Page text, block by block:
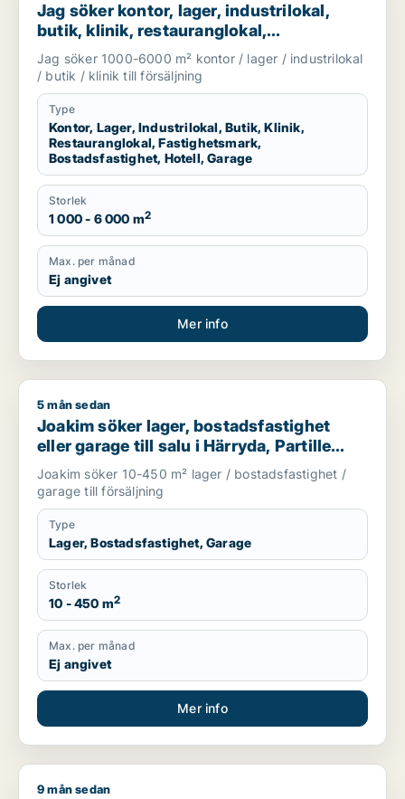
Jag söker kontor, lager, industrilokal,
butik, klinik, restauranglokal,
fastighetsmark, bostadsfastighet, hotell
eller garage till salu i Härryda, Partille
eller Öckerö m.fl.
Jag söker 1000-6000 m² kontor / lager / industrilokal
/ butik / klinik till försäljning
Type
Kontor, Lager, Industrilokal, Butik, Klinik,
Restauranglokal, Fastighetsmark,
Bostadsfastighet, Hotell, Garage
Storlek
1 000 - 6 000 m2
Max. per månad
Ej angivet
Mer info
Joakim söker lager, bostadsfastighet eller garage till salu i
5 mån sedan
Joakim söker lager, bostadsfastighet
eller garage till salu i Härryda, Partille
eller Öckerö m.fl.
Joakim söker 10-450 m² lager / bostadsfastighet /
garage till försäljning
Type
Lager, Bostadsfastighet, Garage
Storlek
10 - 450 m2
Max. per månad
Ej angivet
Mer info
Ionut söker lager, industrilokal eller garage till salu i
9 mån sedan